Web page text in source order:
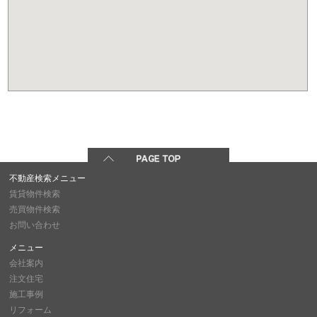
不動産検索メニュー
賃貸物件検索
売買物件検索
お問い合わせ
メニュー
会社案内
注文住宅
施工事例
リフォーム